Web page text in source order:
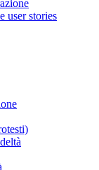
user stories